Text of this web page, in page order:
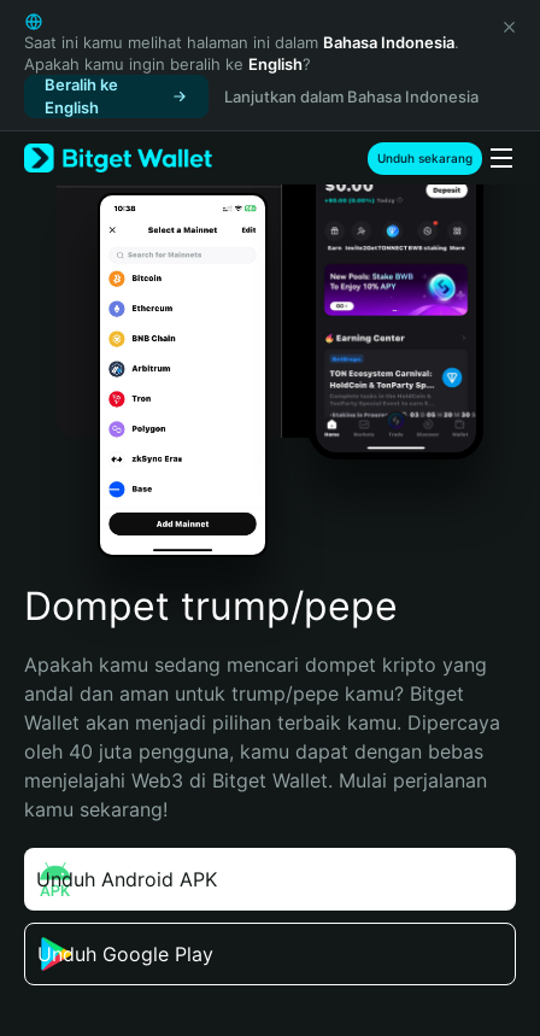
English
日本語
Tiếng Việt
Русский
Español (Latinoamérica)
Türkçe
Italiano
Português (Portugal)
Bahasa Indonesia
Português (Brasil)
Español (Argentina)
Saat ini kamu melihat halaman ini dalam Bahasa Indonesia.
Apakah kamu ingin beralih ke English?
Beralih ke
English
Lanjutkan dalam Bahasa Indonesia
Unduh sekarang
Dompet trump/pepe
Apakah kamu sedang mencari dompet kripto yang
andal dan aman untuk trump/pepe kamu? Bitget
Wallet akan menjadi pilihan terbaik kamu. Dipercaya
oleh 40 juta pengguna, kamu dapat dengan bebas
menjelajahi Web3 di Bitget Wallet. Mulai perjalanan
kamu sekarang!
Unduh Android APK
Unduh Google Play